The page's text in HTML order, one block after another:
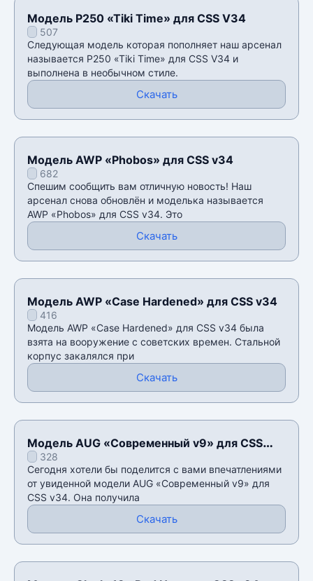
Модель P250 «Tiki Time» для CSS V34
507
Следующая модель которая пополняет наш арсенал
называется P250 «Tiki Time» для CSS V34 и
выполнена в необычном стиле.
Скачать
Модель AWP «Phobos» для CSS v34
682
Спешим сообщить вам отличную новость! Наш
арсенал снова обновлён и моделька называется
AWP «Phobos» для CSS v34. Это
Скачать
Модель AWP «Case Hardened» для CSS v34
416
Модель AWP «Case Hardened» для CSS v34 была
взята на вооружение с советских времен. Стальной
корпус закалялся при
Скачать
Модель AUG «Современный v9» для CSS
v34328
Сегодня хотели бы поделится с вами впечатлениями
от увиденной модели AUG «Современный v9» для
CSS v34. Она получила
Скачать